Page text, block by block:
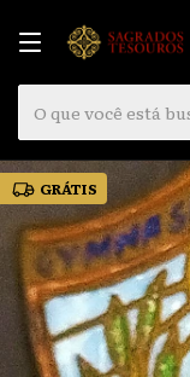
GRÁTIS